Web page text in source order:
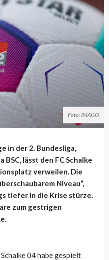
Foto: IMAGO
in der 2. Bundesliga,
lässt den FC Schalke
verweilen. Die
Niveau“,
tiefer in die Krise stürze.
zum gestrigen
04 habe gespielt